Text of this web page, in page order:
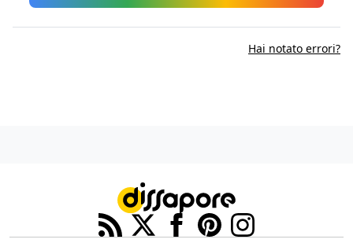
Hai notato errori?